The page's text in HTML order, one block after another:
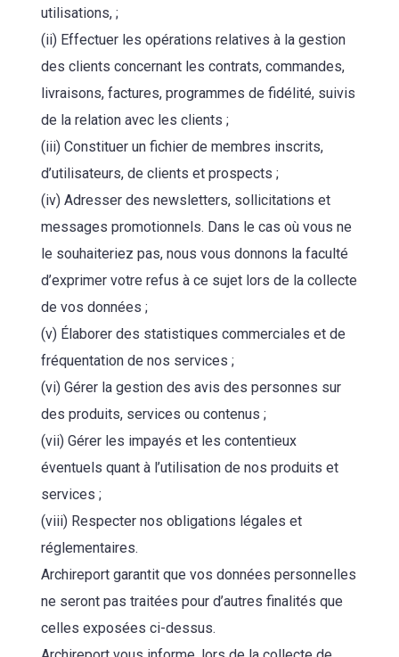
utilisations, ;
(ii) Effectuer les opérations relatives à la gestion
des clients concernant les contrats, commandes,
livraisons, factures, programmes de fidélité, suivis
de la relation avec les clients ;
(iii) Constituer un fichier de membres inscrits,
d’utilisateurs, de clients et prospects ;
(iv) Adresser des newsletters, sollicitations et
messages promotionnels. Dans le cas où vous ne
le souhaiteriez pas, nous vous donnons la faculté
d’exprimer votre refus à ce sujet lors de la collecte
de vos données ;
(v) Élaborer des statistiques commerciales et de
fréquentation de nos services ;
(vi) Gérer la gestion des avis des personnes sur
des produits, services ou contenus ;
(vii) Gérer les impayés et les contentieux
éventuels quant à l’utilisation de nos produits et
services ;
(viii) Respecter nos obligations légales et
réglementaires.
Archireport garantit que vos données personnelles
ne seront pas traitées pour d’autres finalités que
celles exposées ci-dessus.